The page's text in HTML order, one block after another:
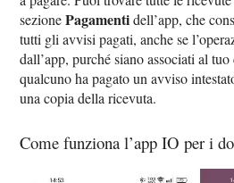
sezionePagamentidell’app, che
tutti gli avvisi pagati, anche se
dall’app, purché siano associati al
qualcuno ha pagato un avviso
una copia della ricevuta.
Come funziona l’app IO per i